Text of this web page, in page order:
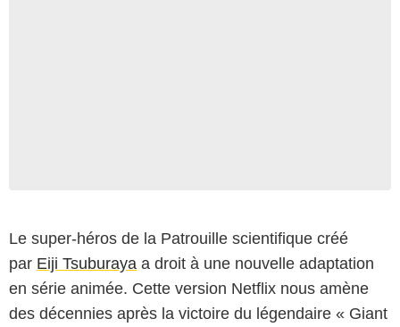
Le super-héros de la Patrouille scientifique créé
par Eiji Tsuburaya a droit à une nouvelle adaptation
en série animée. Cette version Netflix nous amène
des décennies après la victoire du légendaire « Giant